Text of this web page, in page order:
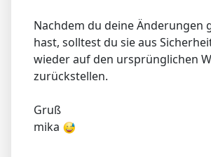
Nachdem du deine Änderungen
hast, solltest du sie aus
wieder auf den ursprünglichen
zurückstellen.
Gruß
mika